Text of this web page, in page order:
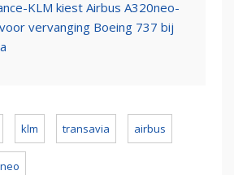
KLM kiest Airbus A320neo-
vervanging Boeing 737 bij
klm transavia airbus